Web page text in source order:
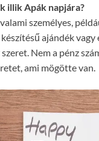
illik Apák napjára?
személyes,
ajándék vagy
Nem a pénz
ami mögötte van.